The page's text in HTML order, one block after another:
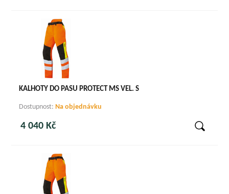
KALHOTY DO PASU PROTECT MS VEL. S
Dostupnost:Na objednávku
4 040 Kč